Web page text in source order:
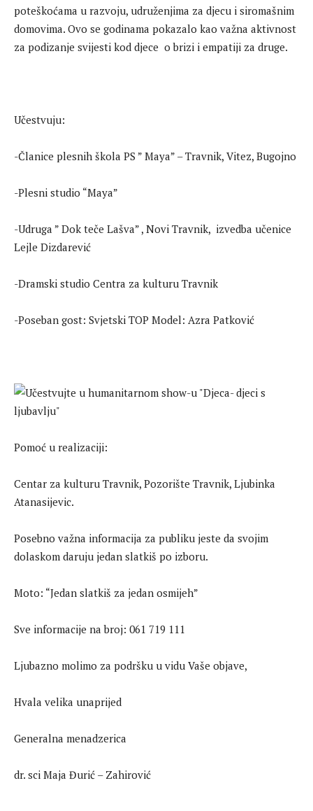
poteškoćama u razvoju, udruženjima za djecu i siromašnim
domovima. Ovo se godinama pokazalo kao važna aktivnost
za podizanje svijesti kod djece o brizi i empatiji za druge.
Učestvuju:
-Članice plesnih škola PS ” Maya” – Travnik, Vitez, Bugojno
-Plesni studio “Maya”
-Udruga ” Dok teče Lašva” , Novi Travnik, izvedba učenice
Lejle Dizdarević
-Dramski studio Centra za kulturu Travnik
-Poseban gost: Svjetski TOP Model: Azra Patković
Pomoć u realizaciji:
Centar za kulturu Travnik, Pozorište Travnik, Ljubinka
Atanasijevic.
Posebno važna informacija za publiku jeste da svojim
dolaskom daruju jedan slatkiš po izboru.
Moto: “Jedan slatkiš za jedan osmijeh”
Sve informacije na broj: 061 719 111
Ljubazno molimo za podršku u vidu Vaše objave,
Hvala velika unaprijed
Generalna menadzerica
dr. sci Maja Đurić – Zahirović